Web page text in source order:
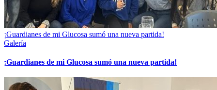
¡Guardianes de mi Glucosa sumó una nueva partida!
Galería
¡Guardianes de mi Glucosa sumó una nueva partida!